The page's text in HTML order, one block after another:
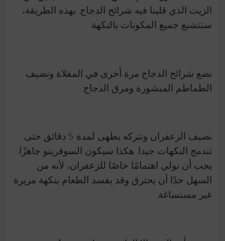
الزيت الذي قلينا فيه شرائح الدجاج. بهذه الطريقة،
ستتشبع جميع المكونات بالنكهة.
نضع شرائح الدجاج مرة أخرى في المقلاة ونضيف
الطماطم المبشورة ومرق الدجاج.
نضيف الزعفران ونتركه يطهى لمدة 5 دقائق حتى
تندمج النكهات جيدا. هكذا سيكون السوفريتو جاهزًا.
يجب أن نولي اهتمامًا خاصًا للزعفران، لأنه من
السهل جدًا أن يحترق وقد يفسد الطعام بنكهة مريرة
غير مستساغة.